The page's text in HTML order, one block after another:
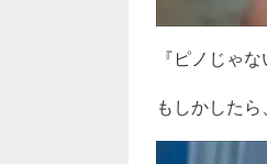
『ピノじゃ
もしかした